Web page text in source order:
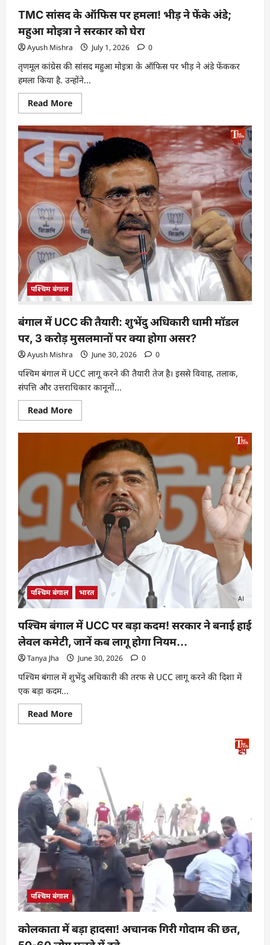
TMC सांसद के ऑफिस पर हमला! भीड़ ने फेंके अंडे;
महुआ मोइत्रा ने सरकार को घेरा
Ayush Mishra July 1, 2026 0
तृणमूल कांग्रेस की सांसद महुआ मोइत्रा के ऑफिस पर भीड़ ने अंडे फेंककर
हमला किया है. उन्होंने...
Read More
पश्चिम बंगाल
बंगाल में UCC की तैयारी: शुभेंदु अधिकारी धामी मॉडल
पर, 3 करोड़ मुसलमानों पर क्या होगा असर?
Ayush Mishra June 30, 2026 0
पश्चिम बंगाल में UCC लागू करने की तैयारी तेज है। इससे विवाह, तलाक,
संपत्ति और उत्तराधिकार कानूनों...
Read More
पश्चिम बंगाल भारत
पश्चिम बंगाल में UCC पर बड़ा कदम! सरकार ने बनाई हाई
लेवल कमेटी, जानें कब लागू होगा नियम…
Tanya Jha June 30, 2026 0
पश्चिम बंगाल में शुभेंदु अधिकारी की तरफ से UCC लागू करने की दिशा में
एक बड़ा कदम...
Read More
पश्चिम बंगाल
कोलकाता में बड़ा हादसा! अचानक गिरी गोदाम की छत,